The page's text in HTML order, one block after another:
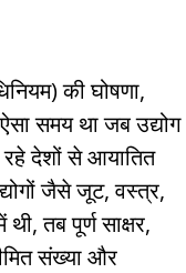
की घोषणा,
समय था जब उद्योग
देशों से आयातित
जैसे जूट, वस्त्र,
तब पूर्ण साक्षर,
संख्या और